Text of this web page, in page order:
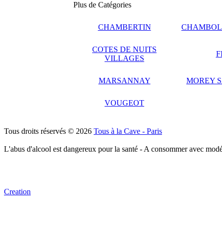
Plus de Catégories
CHAMBERTIN
COTES DE NUITS
VILLAGES
MARSANNAY MOREY
VOUGEOT
Tous droits réservés © 2026 Tous à la Cave - Paris
L'abus d'alcool est dangereux pour la santé - A consommer avec
Creation